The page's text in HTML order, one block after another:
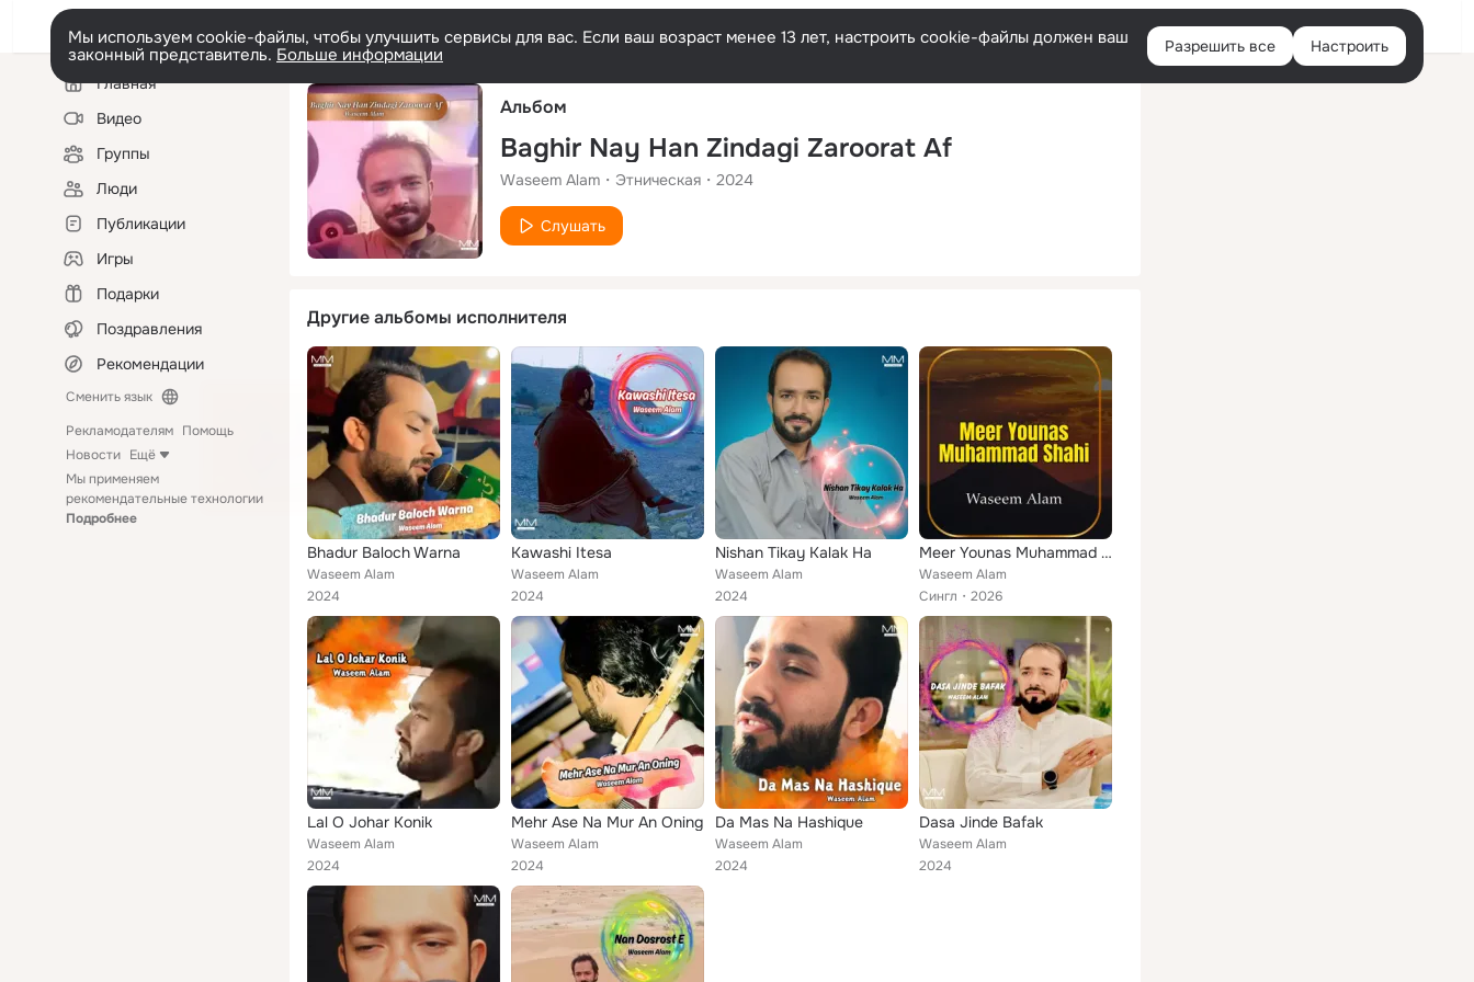
Русский Войти
Мы используем cookie-файлы, чтобы улучшить сервисы для вас. Если ваш возраст менее 13 лет, настроить cookie-файлы должен ваш
законный представитель. Больше информации Разрешить все Настроить
Левая
колонкаГлавная
Видео
Группы
Люди
Публикации
Игры
Подарки
Поздравления
Рекомендации
Сменить язык
Рекламодателям Помощь
Новости Ещё
Мы применяем
рекомендательные технологии
Подробнее
Альбом
Baghir Nay Han Zindagi Zaroorat Af
Waseem Alam Этническая 2024
Слушать
Другие альбомы исполнителя
Bhadur Baloch Warna
Waseem Alam
2024
Kawashi Itesa
Waseem Alam
2024
Nishan Tikay Kalak Ha
Waseem Alam
2024
Meer Younas Muhammad Shahi
Waseem Alam
Сингл
2026
Lal O Johar Konik
Waseem Alam
2024
Mehr Ase Na Mur An Oning
Waseem Alam
2024
Da Mas Na Hashique
Waseem Alam
2024
Dasa Jinde Bafak
Waseem Alam
2024